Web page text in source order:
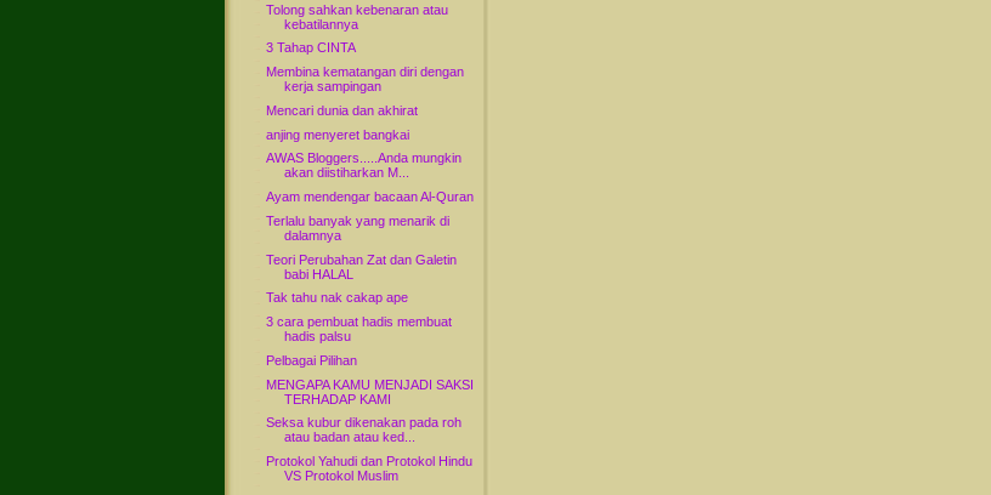
Tolong sahkan kebenaran atau
kebatilannya
3 Tahap CINTA
Membina kematangan diri dengan
kerja sampingan
Mencari dunia dan akhirat
anjing menyeret bangkai
AWAS Bloggers.....Anda mungkin
akan diistiharkan M...
Ayam mendengar bacaan Al-Quran
Terlalu banyak yang menarik di
dalamnya
Teori Perubahan Zat dan Galetin
babi HALAL
Tak tahu nak cakap ape
3 cara pembuat hadis membuat
hadis palsu
Pelbagai Pilihan
MENGAPA KAMU MENJADI SAKSI
TERHADAP KAMI
Seksa kubur dikenakan pada roh
atau badan atau ked...
Protokol Yahudi dan Protokol Hindu
VS Protokol Muslim